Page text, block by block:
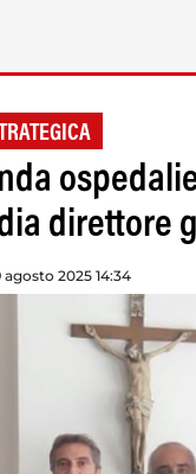
direttore
agosto 2025 14:34